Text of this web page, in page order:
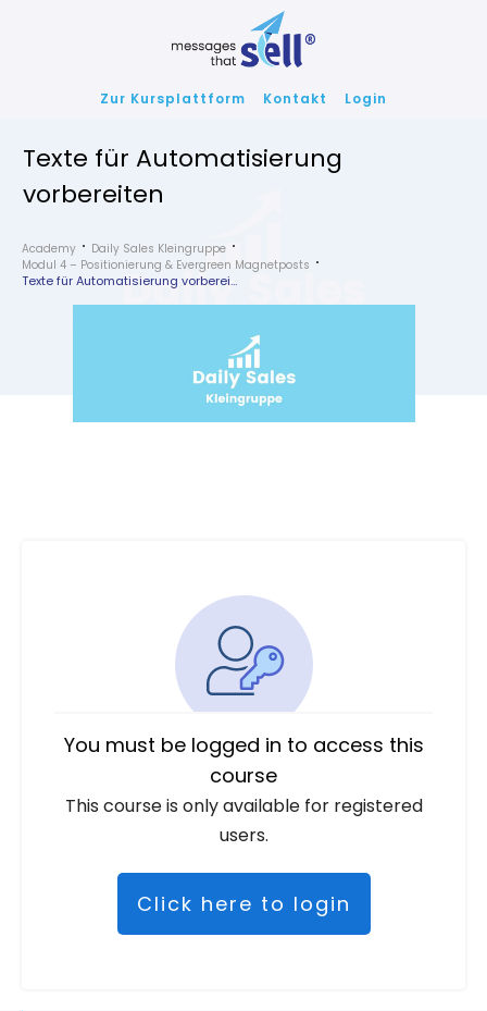
Zur Kursplattform Kontakt Login
Texte für Automatisierung
vorbereiten
Academy
Daily Sales Kleingruppe
Modul 4 – Positionierung & Evergreen Magnetposts
Texte für Automatisierung vorbereiten
You must be logged in to access this
course
This course is only available for registered
users.
Click here to login